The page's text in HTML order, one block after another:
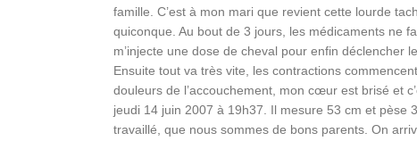
famille. C’est à mon mari que revient cette lourde
quiconque. Au bout de 3 jours, les médicaments ne
m’injecte une dose de cheval pour enfin déclencher
Ensuite tout va très vite, les contractions
douleurs de l’accouchement, mon cœur est brisé et
jeudi 14 juin 2007 à 19h37. Il mesure 53 cm et pèse
travaillé, que nous sommes de bons parents. On